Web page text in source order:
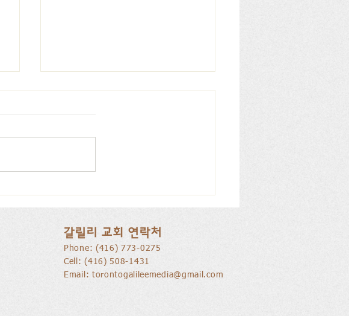
갈릴리 교회 연락처
Phone: ​(416) 773-0275
Cell: (416) 508-1431
Email: torontogalileemedia@gmail.com